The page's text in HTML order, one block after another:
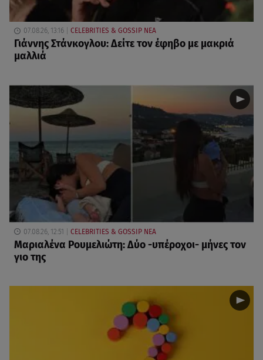
07.08.26, 13:16 CELEBRITIES & GOSSIP ΝΕΑ
Γιάννης Στάνκογλου: Δείτε τον έφηβο με μακριά
μαλλιά
07.08.26, 12:51 CELEBRITIES & GOSSIP ΝΕΑ
Μαριαλένα Ρουμελιώτη: Δύο -υπέροχοι- μήνες τον
γιο της